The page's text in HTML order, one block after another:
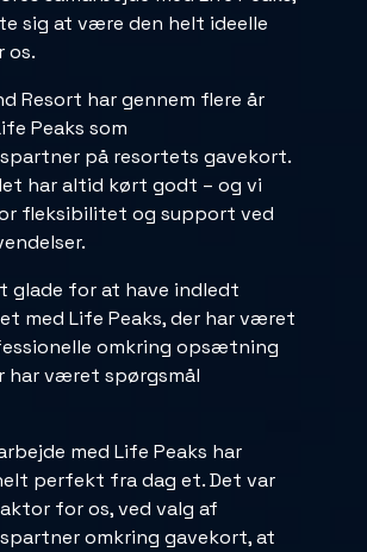
sig at være den helt ideelle
os.
Resort har gennem flere år
Peaks som
på resortets gavekort.
har altid kørt godt – og vi
fleksibilitet og support ved
glade for at have indledt
med Life Peaks, der har været
omkring opsætning
har været spørgsmål
med Life Peaks har
perfekt fra dag et. Det var
for os, ved valg af
omkring gavekort, at